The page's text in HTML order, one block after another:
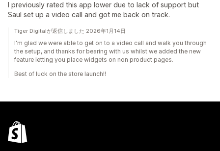
I previously rated this app lower due to lack of support but
Saul set up a video call and got me back on track.
Tiger Digitalが返信しました 2026年1月14日
I'm glad we were able to get on to a video call and walk you through
the setup, and thanks for bearing with us whilst we added the new
feature letting you place widgets on non product pages.
Best of luck on the store launch!!